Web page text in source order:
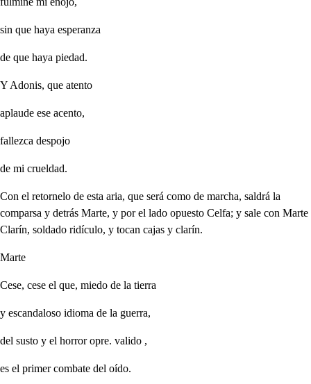
sin que haya esperanza
de que haya piedad.
Y Adonis, que atento
aplaude ese acento,
fallezca despojo
de mi crueldad.
Con el retornelo de esta aria, que será como de marcha, saldrá la
comparsa y detrás Marte, y por el lado opuesto Celfa; y sale con Marte
Clarín, soldado ridículo, y tocan cajas y clarín.
Marte
Cese, cese el que, miedo de la tierra
y escandaloso idioma de la guerra,
del susto y el horror opre. valido ,
es el primer combate del oído.